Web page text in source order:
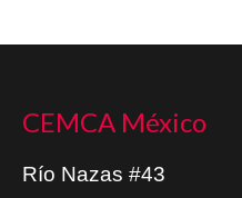
CEMCA México
Río Nazas #43